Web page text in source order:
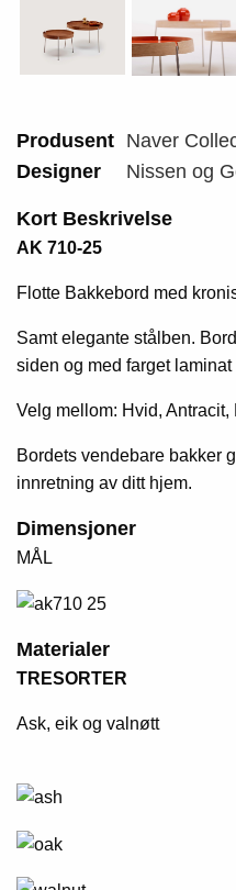
Produsent Naver
Designer
Nissen og
Kort Beskrivelse
AK 710-25
Flotte Bakkebord med
Samt elegante stålben.
siden og med farget
Velg mellom: Hvid,
Bordets vendebare bakker
innretning av ditt hjem.
Dimensjoner
MÅL
Materialer
TRESORTER
Ask, eik og valnøtt